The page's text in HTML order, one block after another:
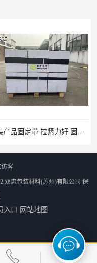
托盘打包绑带 固永包材
访客
双忠包装材料(苏州)有限公司 保
入口 网站地图